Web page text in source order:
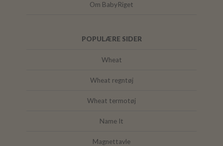
Om BabyRiget
POPULÆRE SIDER
Wheat
Wheat regntøj
Wheat termotøj
Name It
Magnettavle